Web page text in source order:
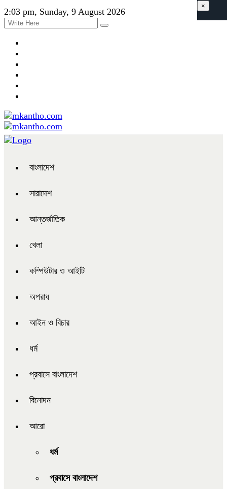
2:03 pm, Sunday, 9 August 2026
বাংলাদেশ
সারাদেশ
আন্তর্জাতিক
খেলা
কম্পিউটার ও আইটি
অপরাধ
আইন ও বিচার
ধর্ম
প্রবাসে বাংলাদেশ
বিনোদন
আরো
ধর্ম
প্রবাসে বাংলাদেশ
×